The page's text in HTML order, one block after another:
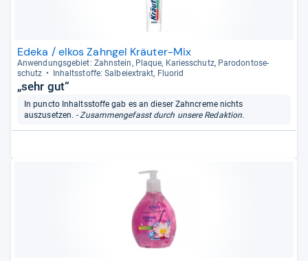
Edeka / elkos Zahngel Kräuter-Mix
Anwen­dungs­ge­biet: Zahn­stein, Plaque, Kari­es­schutz, Par­odon­to­se­
schutz
Inhaltss­toffe: Sal­bei­ex­trakt, Fluo­rid
„sehr gut“
In puncto Inhaltsstoffe gab es an dieser Zahncreme nichts
auszusetzen. - Zusammengefasst durch unsere Redaktion.